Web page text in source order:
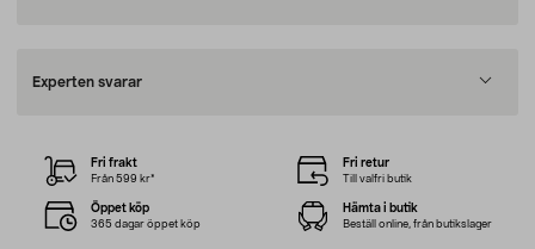
Experten svarar
Fri frakt
Från 599 kr*
Fri retur
Till valfri butik
Öppet köp
365 dagar öppet köp
Hämta i butik
Beställ online, från butikslager